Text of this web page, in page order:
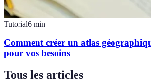
Tutorial6 min
Comment créer un atlas
pour vos besoins
Tous les articles